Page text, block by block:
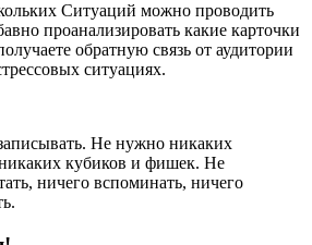
Ситуаций можно проводить
проанализировать какие карточки
обратную связь от аудитории
ситуациях.
Не нужно никаких
кубиков и фишек. Не
ничего вспоминать, ничего